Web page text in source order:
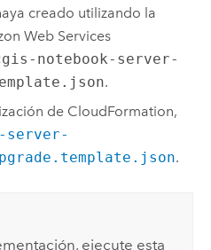
creado utilizando la
Web Services
notebook-server-
.
de CloudFormation,
server-
.
ejecute esta